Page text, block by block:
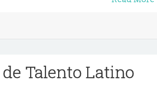
Talento Latino